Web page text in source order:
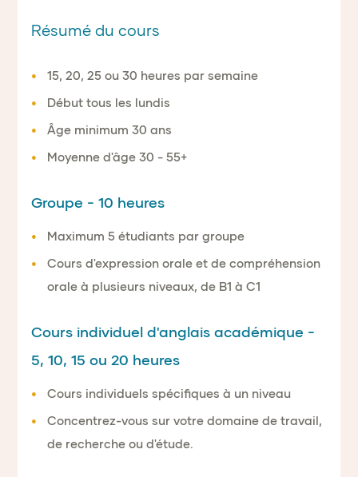
Résumé du cours
15, 20, 25 ou 30 heures par semaine
Début tous les lundis
Âge minimum 30 ans
Moyenne d'âge 30 - 55+
Groupe - 10 heures
Maximum 5 étudiants par groupe
Cours d'expression orale et de compréhension
orale à plusieurs niveaux, de B1 à C1
Cours individuel d'anglais académique -
5, 10, 15 ou 20 heures
Cours individuels spécifiques à un niveau
Concentrez-vous sur votre domaine de travail,
de recherche ou d'étude.